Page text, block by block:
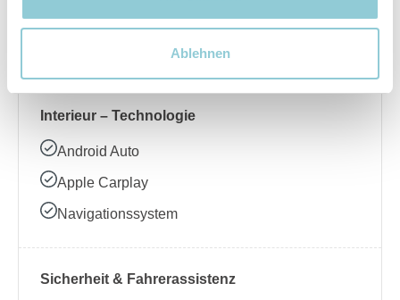
Ablehnen
Beheizbares Lenkrad
Interieur – Technologie
Android Auto
Apple Carplay
Navigationssystem
Sicherheit & Fahrerassistenz